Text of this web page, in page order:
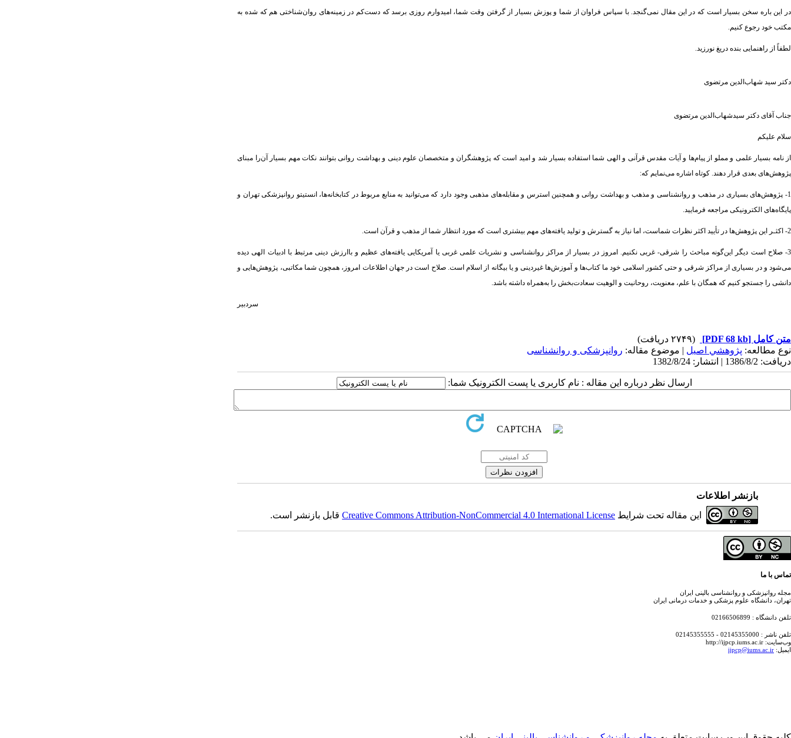
در این باره سخن بسیار است که در این مقال نمی‌گنجد. با سپاس فراوان از شما و پوزش بسیار از گرفتن وقت شما، امیدوارم روزی برسد که دست‌کم در زمینه‌های روان‌شناختی هم که شده به
مکتب خود رجوع کنیم.
لطفاً از راهنمایی بنده دریغ نورزید.
دکتر سید شهاب‌الدین مرتضوی
جناب آقای دکتر سیدشهاب‌الدین مرتضوی
سلام علیکم
از نامه بسیار علمی و مملو از پیام‌ها و آیات مقدس قرآنی و الهی شما استفاده بسیار شد و امید است که پژوهشگران و متخصصان علوم دینی و بهداشت روانی بتوانند نکات مهم بسیار آن‌را مبنای
پژوهش‌های بعدی قرار دهند. کوتاه اشاره می‌نمایم که:
1- پژوهش‌های بسیاری در مذهب و روانشناسی و مذهب و بهداشت روانی و همچنین استرس و مقابله‌های مذهبی وجود دارد که می‌توانید به منابع مربوط در کتابخانه‌ها، انستیتو روانپزشکی تهران و
پایگاه‌های الکترونیکی مراجعه فرمایید.
2- اکثـر این پژوهش‌ها در تأیید اکثر نظرات شماست، اما نیاز به گسترش و تولید یافته‌های مهم بیشتری است که مورد انتظار شما از مذهب و قرآن است.
3- صلاح است دیگر این‌گونه مباحث را شرقی- غربی نکنیم. امروز در بسیار از مراکز روانشناسی و نشریات علمی غربی یا آمریکایی یافته‌های عظیم و باارزش دینی مرتبط با ادبیات الهی دیده
می‌شود و در بسیاری از مراکز شرقی و حتی کشور اسلامی خود ما کتاب‌ها و آموزش‌ها غیردینی و یا بیگانه از اسلام است. صلاح است در جهان اطلاعات امروز، همچون شما مکاتبی، پژوهش‌هایی و
دانشی را جستجو کنیم که همگان با علم، معنویت، روحانیت و الوهیت سعادت‌بخش را به‌همراه داشته باشد.
سردبیر
متن کامل [PDF 68 kb]
(۲۷۴۹ دریافت)
نوع مطالعه: پژوهشي اصيل | موضوع مقاله: روانپزشکی و روانشناسی
دریافت: 1386/8/2 | انتشار: 1382/8/24
ارسال نظر درباره این مقاله : نام کاربری یا پست الکترونیک شما:
بازنشر اطلاعات
این مقاله تحت شرایط Creative Commons Attribution-NonCommercial 4.0 International Licenseقابل بازنشر است.
تماس با ما
مجله روانپزشکی و روانشناسی بالینی ایران
تهران، دانشگاه علوم پزشکی و خدمات درمانی ایران
تلفن دانشگاه : 02166506899
تلفن ناشر : 02145355000 - 02145355555
وب‌سایت: http://ijpcp.iums.ac.ir
ایمیل: ijpcp@iums.ac.ir